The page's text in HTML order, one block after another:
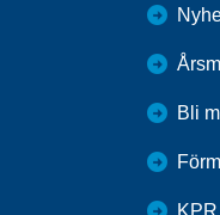
Bli
KPR